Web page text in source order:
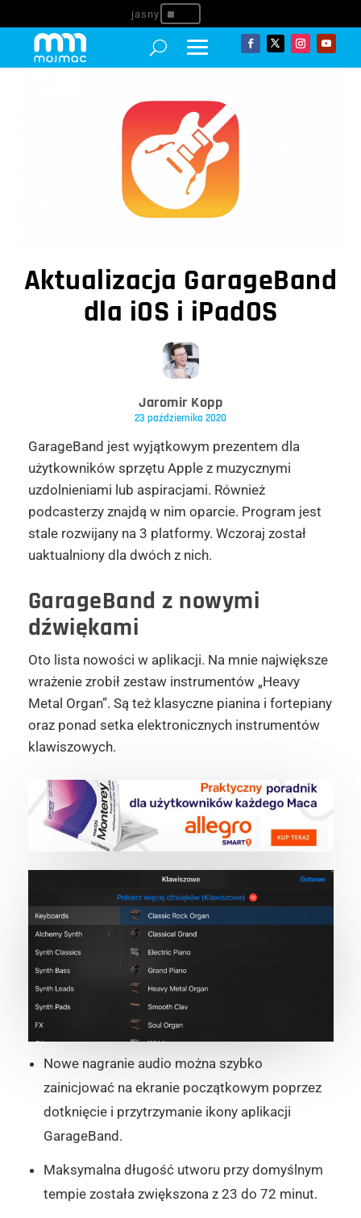
^
Aktualizacja GarageBand
dla iOS i iPadOS
Jaromir Kopp
23 października 2020
GarageBand jest wyjątkowym prezentem dla
użytkowników sprzętu Apple z muzycznymi
uzdolnieniami lub aspiracjami. Również
podcasterzy znajdą w nim oparcie. Program jest
stale rozwijany na 3 platformy. Wczoraj został
uaktualniony dla dwóch z nich.
GarageBand z nowymi
dźwiękami
Oto lista nowości w aplikacji. Na mnie największe
wrażenie zrobił zestaw instrumentów „Heavy
Metal Organ”. Są też klasyczne pianina i fortepiany
oraz ponad setka elektronicznych instrumentów
klawiszowych.
Nowe nagranie audio można szybko
zainicjować na ekranie początkowym poprzez
dotknięcie i przytrzymanie ikony aplikacji
GarageBand.
Maksymalna długość utworu przy domyślnym
tempie została zwiększona z 23 do 72 minut.